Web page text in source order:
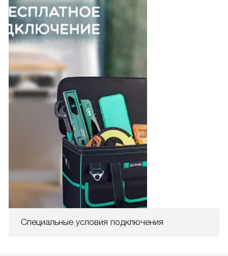
Специальные условия подключения